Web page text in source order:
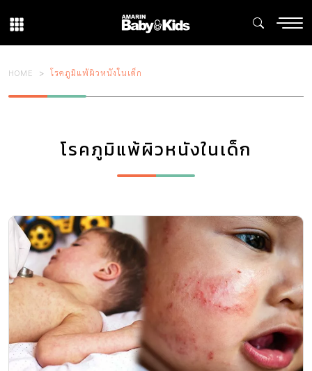
HOME โรคภูมิแพ้ผิวหนังในเด็ก
โรคภูมิแพ้ผิวหนังในเด็ก